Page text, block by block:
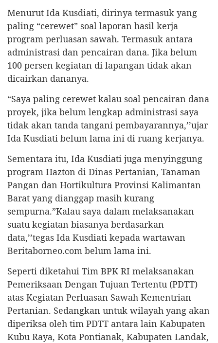
Menurut Ida Kusdiati, dirinya termasuk yang
paling “cerewet” soal laporan hasil kerja
program perluasan sawah. Termasuk antara
administrasi dan pencairan dana. Jika belum
100 persen kegiatan di lapangan tidak akan
dicairkan dananya.
“Saya paling cerewet kalau soal pencairan dana
proyek, jika belum lengkap administrasi saya
tidak akan tanda tangani pembayarannya,’’ujar
Ida Kusdiati belum lama ini di ruang kerjanya.
Sementara itu, Ida Kusdiati juga menyinggung
program Hazton di Dinas Pertanian, Tanaman
Pangan dan Hortikultura Provinsi Kalimantan
Barat yang dianggap masih kurang
sempurna.”Kalau saya dalam melaksanakan
suatu kegiatan biasanya berdasarkan
data,’’tegas Ida Kusdiati kepada wartawan
Beritaborneo.com belum lama ini.
Seperti diketahui Tim BPK RI melaksanakan
Pemeriksaan Dengan Tujuan Tertentu (PDTT)
atas Kegiatan Perluasan Sawah Kementrian
Pertanian. Sedangkan untuk wilayah yang akan
diperiksa oleh tim PDTT antara lain Kabupaten
Kubu Raya, Kota Pontianak, Kabupaten Landak,